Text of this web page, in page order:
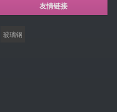
友情链接
玻璃钢